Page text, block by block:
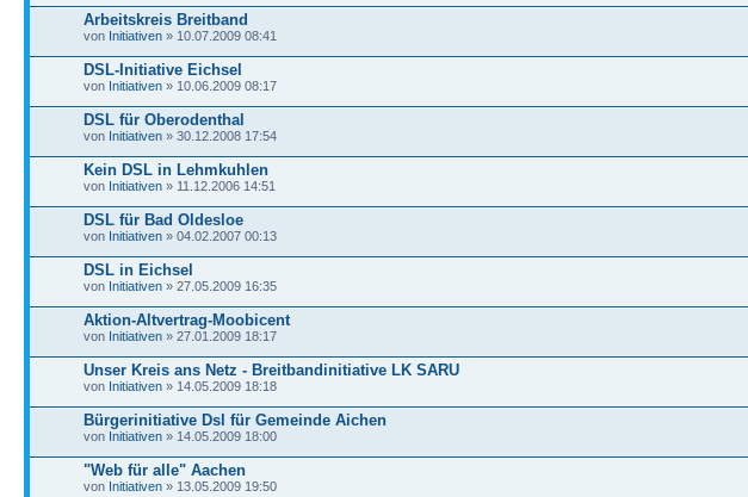
Arbeitskreis Breitband
von Initiativen » 10.07.2009 08:41
DSL-Initiative Eichsel
von Initiativen » 10.06.2009 08:17
DSL für Oberodenthal
von Initiativen » 30.12.2008 17:54
Kein DSL in Lehmkuhlen
von Initiativen » 11.12.2006 14:51
DSL für Bad Oldesloe
von Initiativen » 04.02.2007 00:13
DSL in Eichsel
von Initiativen » 27.05.2009 16:35
Aktion-Altvertrag-Moobicent
von Initiativen » 27.01.2009 18:17
Unser Kreis ans Netz - Breitbandinitiative LK SARU
von Initiativen » 14.05.2009 18:18
Bürgerinitiative Dsl für Gemeinde Aichen
von Initiativen » 14.05.2009 18:00
"Web für alle" Aachen
von Initiativen » 13.05.2009 19:50